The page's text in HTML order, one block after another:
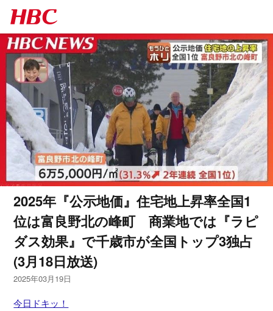
2025年『公示地価』住宅地上昇率全国1
位は富良野北の峰町 商業地では『ラピ
ダス効果』で千歳市が全国トップ3独占
(3月18日放送)
2025年03月19日
今日ドキッ！